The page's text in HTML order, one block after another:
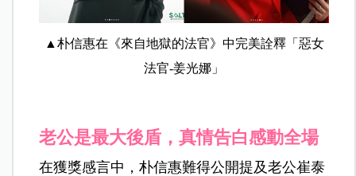
▲朴信惠在《來自地獄的法官》中完美詮釋「惡女
法官-姜光娜」
老公是最大後盾，真情告白感動全場
在獲獎感言中，朴信惠難得公開提及老公崔泰